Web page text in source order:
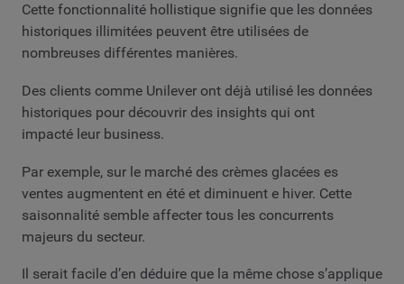
Cette fonctionnalité hollistique signifie que les données
historiques illimitées peuvent être utilisées de
nombreuses différentes manières.
Des clients comme Unilever ont déjà utilisé les données
historiques pour découvrir des insights qui ont
impacté leur business.
Par exemple, sur le marché des crèmes glacées es
ventes augmentent en été et diminuent e hiver. Cette
saisonnalité semble affecter tous les concurrents
majeurs du secteur.
Il serait facile d’en déduire que la même chose s’applique